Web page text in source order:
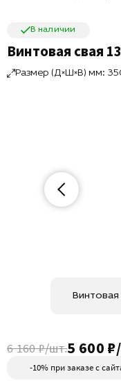
В наличии
Винтовая свая
Размер (Д×Ш×В) мм:
6 160 ₽/шт.5 600
-10% при заказе с